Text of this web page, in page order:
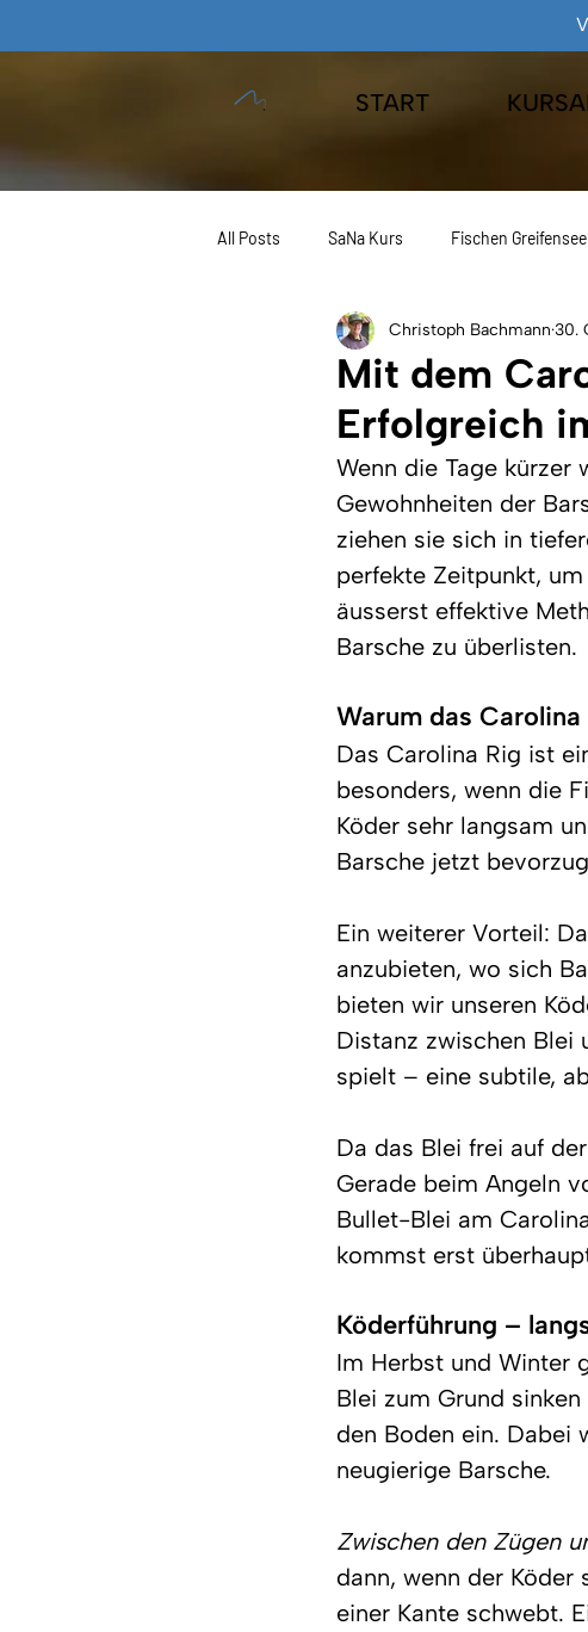
START
All Posts SaNa Kurs Fischen Greifensee
JAEGER Fishing Angeln Europa
Mit dem
Erfolgreich
Christoph Bachmann 30.
Wenn die Tage kürzer
Gewohnheiten der
ziehen sie sich in
perfekte Zeitpunkt,
äusserst effektive
Barsche zu überlisten.
Warum das
Das Carolina Rig ist
besonders, wenn die
Köder sehr langsam
Barsche jetzt
Ein weiterer Vorteil:
anzubieten, wo sich
bieten wir unseren
Distanz zwischen Blei
spielt – eine subtile,
Da das Blei frei auf
Gerade beim Angeln
Bullet-Blei am
kommst erst
Köderführung –
Im Herbst und Winter
Blei zum Grund
den Boden ein. Dabei
neugierige Barsche.
Zwischen den Zügen
dann, wenn der Köder
einer Kante schwebt.